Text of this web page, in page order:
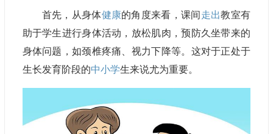
首先，从身体健康的角度来看，课间 走出教室有
助于学生进行身体活动，放松肌肉，预防久坐带来的
身体问题，如颈椎疼痛、视力下降等。这对于正处于
生长发育阶段的中小学生来说尤为重要。